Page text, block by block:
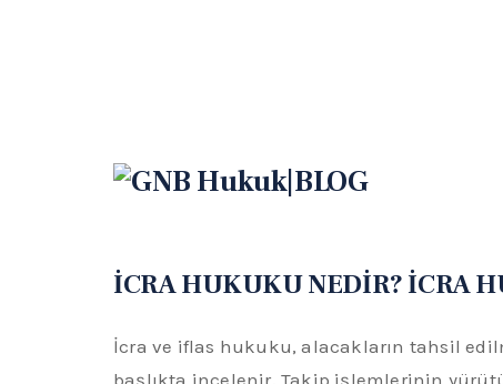
İCRA HUKUKU NEDİR? İCRA
İcra ve iflas hukuku, alacakların tahsil
başlıkta incelenir. Takip işlemlerinin